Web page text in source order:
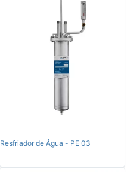
Resfriador de Água - PE 03